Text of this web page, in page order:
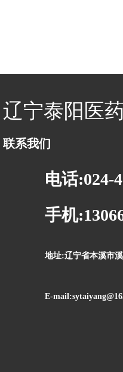
辽宁泰阳医
联系我们
电话:024-
手机
地址:辽宁省本溪市
E-